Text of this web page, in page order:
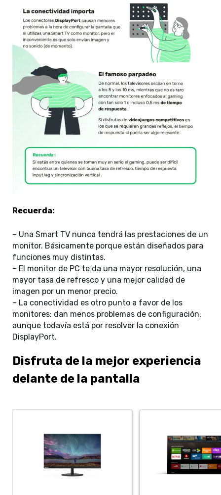
Recuerda:
– Una Smart TV nunca tendrá las prestaciones de un
monitor. Básicamente porque están diseñados para
funciones muy distintas.
– El monitor de PC te da una mayor resolución, una
mayor tasa de refresco y una mejor calidad de
imagen por un menor precio.
– La conectividad es otro punto a favor de los
monitores: dan menos problemas de configuración,
aunque todavía está por resolver la conexión
DisplayPort.
Disfruta de la mejor experiencia
delante de la pantalla